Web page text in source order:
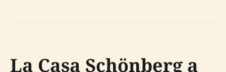
La Casa Schönberg a